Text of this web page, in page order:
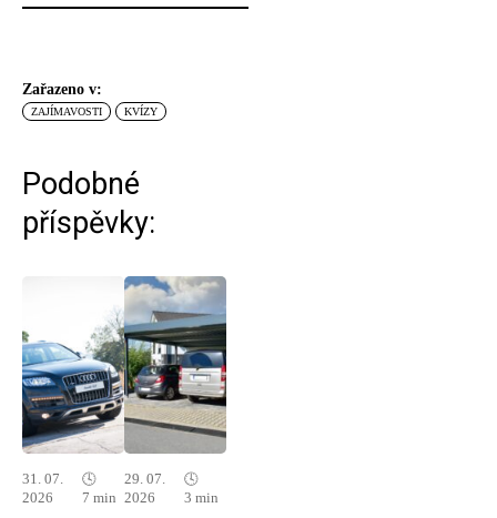
Zařazeno v:
ZAJÍMAVOSTI KVÍZY
Podobné
příspěvky:
31. 07.
2026
🕓
7 min
29. 07.
2026
🕓
3 min